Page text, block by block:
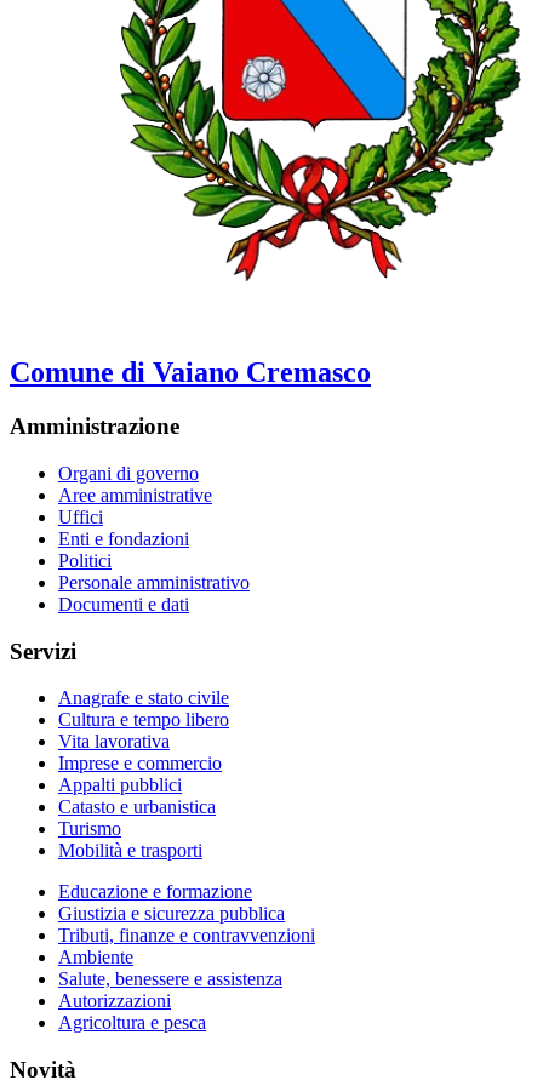
Comune di Vaiano Cremasco
Amministrazione
Organi di governo
Aree amministrative
Uffici
Enti e fondazioni
Politici
Personale amministrativo
Documenti e dati
Servizi
Anagrafe e stato civile
Cultura e tempo libero
Vita lavorativa
Imprese e commercio
Appalti pubblici
Catasto e urbanistica
Turismo
Mobilità e trasporti
Educazione e formazione
Giustizia e sicurezza pubblica
Tributi, finanze e contravvenzioni
Ambiente
Salute, benessere e assistenza
Autorizzazioni
Agricoltura e pesca
Novità